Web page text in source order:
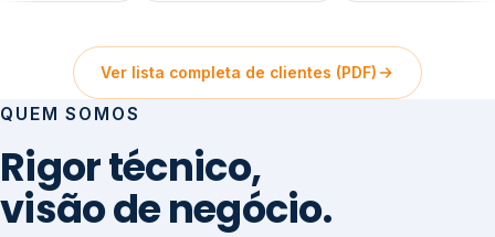
Ver lista completa de clientes (PDF)
QUEM SOMOS
Rigor técnico,
visão de negócio.